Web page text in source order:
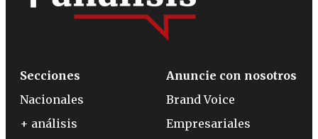
Secciones
Nacionales
+ análisis
Anuncie con nosotros
Brand Voice
Empresariales